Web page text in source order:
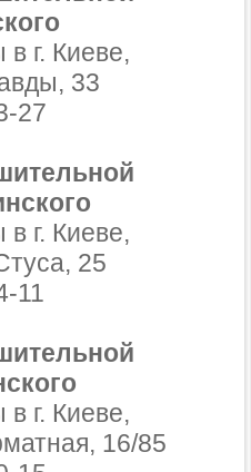
г. Киеве,
33
27
г. Киеве,
25
11
г. Киеве,
16/85